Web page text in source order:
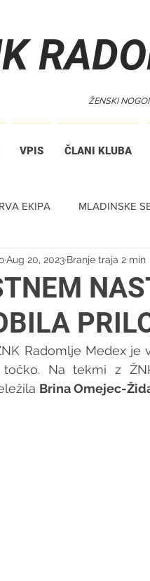
ŽENSKI
VPIS ČLANI KLUBA
EKIPA MLADINSKE
Aug 20, 2023 Branje traja 2 min
Radomlje Medex
točko. Na tekmi z
Brina Omejec-